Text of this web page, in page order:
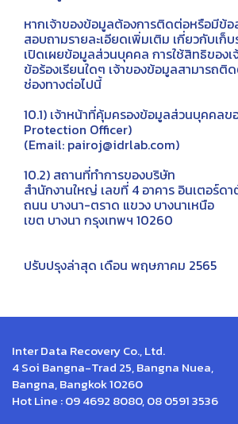
หากเจ้าของข้อมูลต้องการติดต่อหรือมีข้
สอบถามรายละเอียดเพิ่มเติม เกี่ยวกับเก็
เปิดเผยข้อมูลส่วนบุคคล การใช้สิทธิของ
ข้อร้องเรียนใดๆ เจ้าของข้อมูลสามารถติ
ช่องทางต่อไปนี้
10.1) เจ้าหน้าที่คุ้มครองข้อมูลส่วนบุคคล
Protection Officer)
(Email: pairoj@idrlab.com)
10.2) สถานที่ทำการของบริษัท
สำนักงานใหญ่ เลขที่ 4 อาคาร อินเตอร์ด
ถนน บางนา-ตราด แขวง บางนาเหนือ
เขต บางนา กรุงเทพฯ 10260
ปรับปรุงล่าสุด เดือน พฤษภาคม 2565
Inter Data Recovery Co., Ltd.
4 Soi Bangna-Trad 25, Bangna Nuea,
Bangna, Bangkok 10260
Hot Line : 09 4692 8080, 08 0591 3536